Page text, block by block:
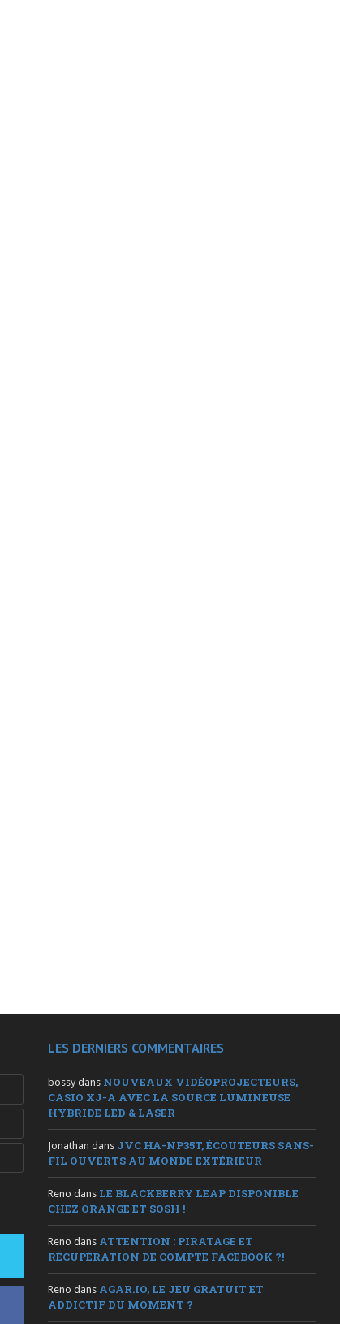
LES DERNIERS COMMENTAIRES
bossy dans NOUVEAUX VIDÉOPROJECTEURS,
CASIO XJ-A AVEC LA SOURCE LUMINEUSE
HYBRIDE LED & LASER
Jonathan dans JVC HA-NP35T, ÉCOUTEURS SANS-
FIL OUVERTS AU MONDE EXTÉRIEUR
Reno dans LE BLACKBERRY LEAP DISPONIBLE
CHEZ ORANGE ET SOSH !
Reno dans ATTENTION : PIRATAGE ET
RÉCUPÉRATION DE COMPTE FACEBOOK ?!
Reno dans AGAR.IO, LE JEU GRATUIT ET
ADDICTIF DU MOMENT ?